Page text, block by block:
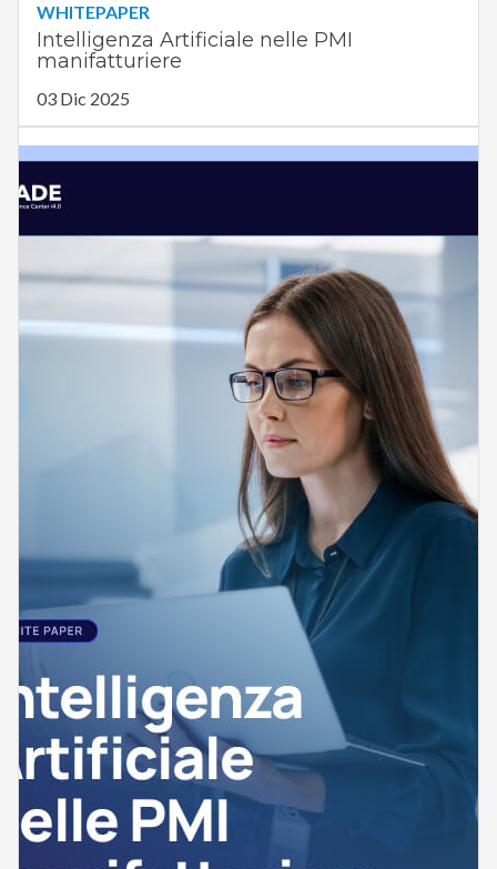
WHITEPAPER
Intelligenza Artificiale nelle PMI
manifatturiere
03 Dic 2025